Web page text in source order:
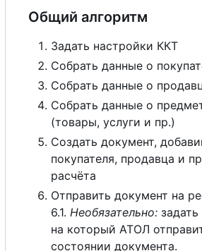
Общий алгоритм
Задать настройки ККТ
Собрать данные о
Собрать данные о
Собрать данные о
(товары, услуги и пр.)
Создать документ,
покупателя, продавца и
расчёта
Отправить документ на
6.1. Необязательно: задать
на который АТОЛ
состоянии документа.